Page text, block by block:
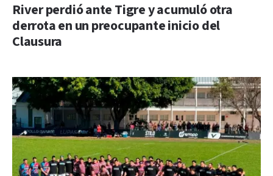
River perdió ante Tigre y acumuló otra
derrota en un preocupante inicio del
Clausura